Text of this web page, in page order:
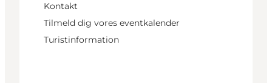
Kontakt
Tilmeld dig vores eventkalender
Turistinformation